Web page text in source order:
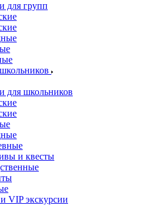
для групп
для школьников
и квесты
VIP экскурсии